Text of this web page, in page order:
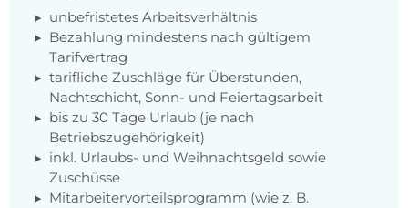
unbefristetes Arbeitsverhältnis
Bezahlung mindestens nach gültigem
Tarifvertrag
tarifliche Zuschläge für Überstunden,
Nachtschicht, Sonn- und Feiertagsarbeit
bis zu 30 Tage Urlaub (je nach
Betriebszugehörigkeit)
inkl. Urlaubs- und Weihnachtsgeld sowie
Zuschüsse
Mitarbeitervorteilsprogramm (wie z. B.